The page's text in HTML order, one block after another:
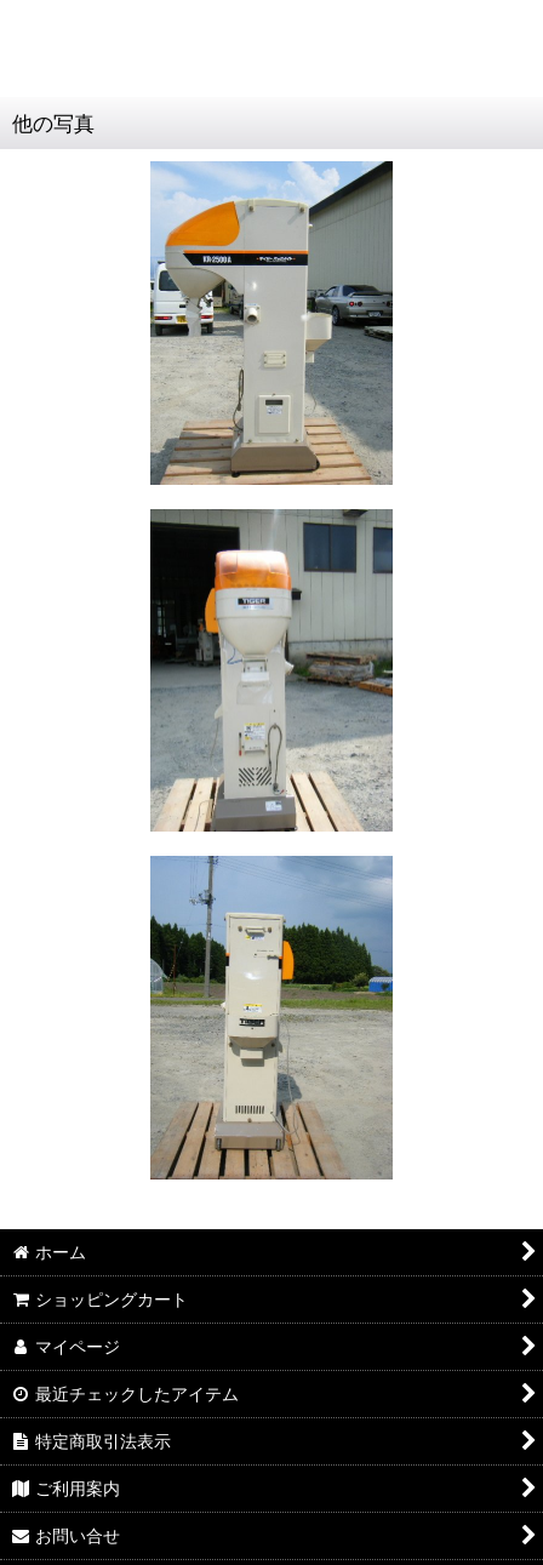
他の写真
ホーム
ショッピングカート
マイページ
最近チェックしたアイテム
特定商取引法表示
ご利用案内
お問い合せ